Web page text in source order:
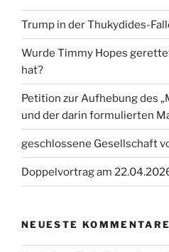
Trump in der Thukydides-
Wurde Timmy Hopes
hat?
Petition zur Aufhebung des
und der darin formulierten
geschlossene Gesellschaft
Doppelvortrag am
NEUESTE KOMMENTARE